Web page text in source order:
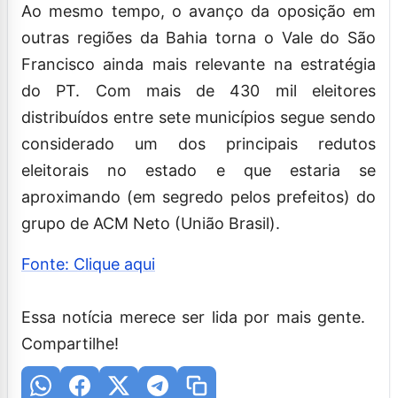
Ao mesmo tempo, o avanço da oposição em
outras regiões da Bahia torna o Vale do São
Francisco ainda mais relevante na estratégia
do PT. Com mais de 430 mil eleitores
distribuídos entre sete municípios segue sendo
considerado um dos principais redutos
eleitorais no estado e que estaria se
aproximando (em segredo pelos prefeitos) do
grupo de ACM Neto (União Brasil).
Fonte: Clique aqui
Essa notícia merece ser lida por mais gente.
Compartilhe!